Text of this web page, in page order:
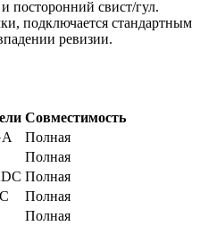
посторонний свист/гул.
подключается стандартным
ревизии.
Совместимость
Полная
Полная
Полная
Полная
Полная